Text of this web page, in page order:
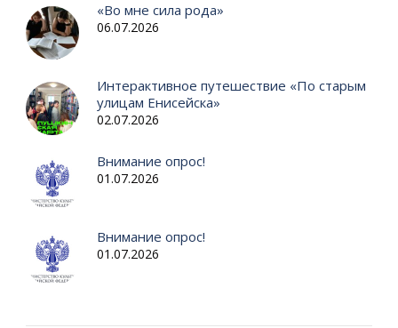
«Во мне сила рода»
06.07.2026
Интерактивное путешествие «По старым
улицам Енисейска»
02.07.2026
Внимание опрос!
01.07.2026
Внимание опрос!
01.07.2026